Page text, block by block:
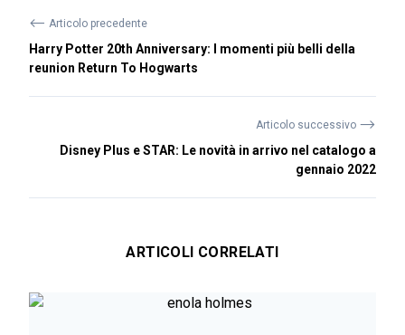
⟵ Articolo precedente
Harry Potter 20th Anniversary: I momenti più belli della
reunion Return To Hogwarts
Articolo successivo ⟶
Disney Plus e STAR: Le novità in arrivo nel catalogo a
gennaio 2022
ARTICOLI CORRELATI